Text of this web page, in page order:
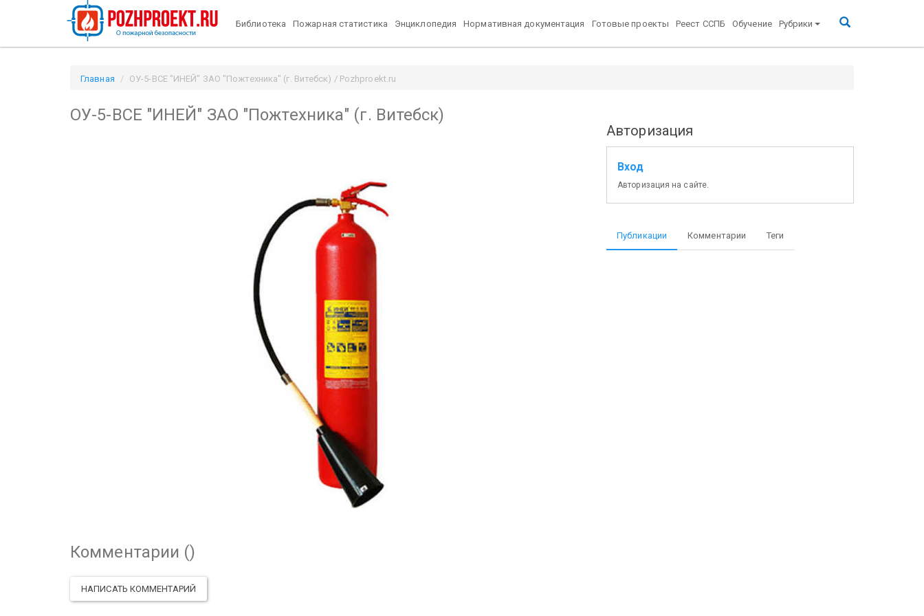
Библиотека Пожарная статистика Энциклопедия Нормативная документация Готовые проекты Реест ССПБ Обучение Рубрики
Главная ОУ-5-ВСЕ "ИНЕЙ" ЗАО "Пожтехника" (г. Витебск) / Pozhproekt.ru
ОУ-5-ВСЕ "ИНЕЙ" ЗАО "Пожтехника" (г. Витебск)
Комментарии ()
НАПИСАТЬ КОММЕНТАРИЙ
Авторизация
Вход
Авторизация на сайте.
Публикации Комментарии Теги